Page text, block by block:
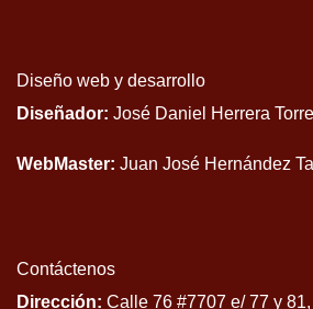
Diseño web y desarrollo
Diseñador: José Daniel Herrera
WebMaster: Juan José Hernández
Contáctenos
Dirección: Calle 76 #7707 e/ 77 y